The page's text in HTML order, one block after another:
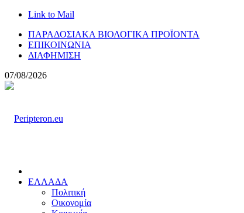
Link to Mail
ΠΑΡΑΔΟΣΙΑΚΑ ΒΙΟΛΟΓΙΚΑ ΠΡΟΪΟΝΤΑ
ΕΠΙΚΟΙΝΩΝΙΑ
ΔΙΑΦΗΜΙΣΗ
07/08/2026
ΕΛΛΑΔΑ
Πολιτική
Οικονομία